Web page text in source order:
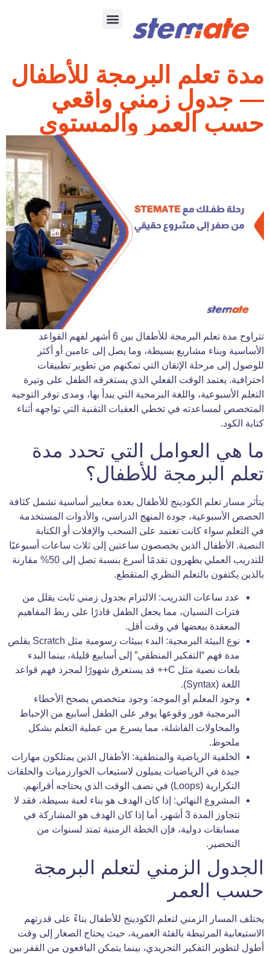
مدة تعلم البرمجة للأطفال
— جدول زمني واقعي
حسب العمر والمستوى
تتراوح مدة تعلم البرمجة للأطفال بين 6 أشهر لفهم القواعد
الأساسية وبناء مشاريع بسيطة، وما يصل إلى عامين أو أكثر
للوصول إلى مرحلة الإتقان التي تمكنهم من تطوير تطبيقات
احترافية. يعتمد الوقت الفعلي الذي يستغرقه الطفل على وتيرة
التعلم الأسبوعية، واللغة البرمجية التي يبدأ بها، ومدى توفر التوجيه
المتخصص لمساعدته في تخطي العقبات التقنية التي تواجهه أثناء
كتابة الكود.
ما هي العوامل التي تحدد مدة
تعلم البرمجة للأطفال؟
يتأثر مسار تعلم الكودينج للأطفال بعدة معايير أساسية تشمل كثافة
الحصص الأسبوعية، جودة المنهج الدراسي، والأدوات المستخدمة
في التعلم سواء كانت تعتمد على السحب والإفلات أو الكتابة
النصية. الأطفال الذين يخصصون ساعتين إلى ثلاث ساعات أسبوعيًا
للتدريب العملي يظهرون تقدمًا أسرع بنسبة تصل إلى 50% مقارنة
بالذين يكتفون بالتعلم النظري المتقطع.
عدد ساعات التدريب: الالتزام بجدول زمني ثابت يقلل من
فترات النسيان، مما يجعل الطفل قادرًا على ربط المفاهيم
المعقدة ببعضها في وقت أقل.
نوع البيئة البرمجية: البدء ببيئات رسومية مثل Scratch يقلص
مدة فهم “التفكير المنطقي” إلى أسابيع قليلة، بينما البدء
بلغات نصية مثل C++ قد يستغرق شهورًا لمجرد فهم قواعد
اللغة (Syntax).
وجود المعلم أو الموجه: وجود متخصص يصحح الأخطاء
البرمجية فور وقوعها يوفر على الطفل أسابيع من الإحباط
والمحاولات الفاشلة، مما يسرع من عملية التعلم بشكل
ملحوظ.
الخلفية الرياضية والمنطقية: الأطفال الذين يمتلكون مهارات
جيدة في الرياضيات يميلون لاستيعاب الخوارزميات والحلقات
التكرارية (Loops) في نصف الوقت الذي يحتاجه أقرانهم.
المشروع النهائي: إذا كان الهدف هو بناء لعبة بسيطة، فقد لا
تتجاوز المدة 3 أشهر، أما إذا كان الهدف هو المشاركة في
مسابقات دولية، فإن الخطة الزمنية تمتد لسنوات من
التحضير.
الجدول الزمني لتعلم البرمجة
حسب العمر
يختلف المسار الزمني لتعلم الكودينج للأطفال بناءً على قدرتهم
الاستيعابية المرتبطة بالفئة العمرية، حيث يحتاج الصغار إلى وقت
أطول لتطوير التفكير التجريدي، بينما يتمكن اليافعون من القفز بين